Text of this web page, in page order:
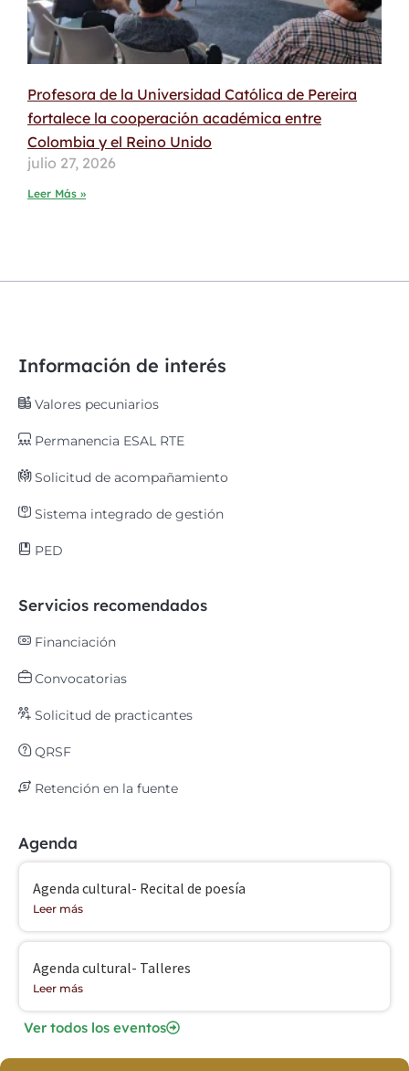
Profesora de la Universidad Católica de Pereira
fortalece la cooperación académica entre
Colombia y el Reino Unido
julio 27, 2026
Leer Más »
Información de interés
Valores pecuniarios
Permanencia ESAL RTE
Solicitud de acompañamiento
Sistema integrado de gestión
PED
Servicios recomendados
Financiación
Convocatorias
Solicitud de practicantes
QRSF
Retención en la fuente
Agenda
Agenda cultural- Recital de poesía
Leer más
Agenda cultural- Talleres
Leer más
Ver todos los eventos